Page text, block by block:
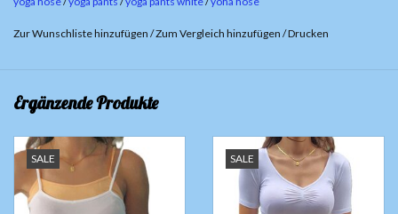
Atmungsaktiv
Temperaturausgleichend
Zur Wunschliste hinzufügen /Zum Vergleich hinzufügen /Drucken
Ergänzende Produkte
SALE SALE